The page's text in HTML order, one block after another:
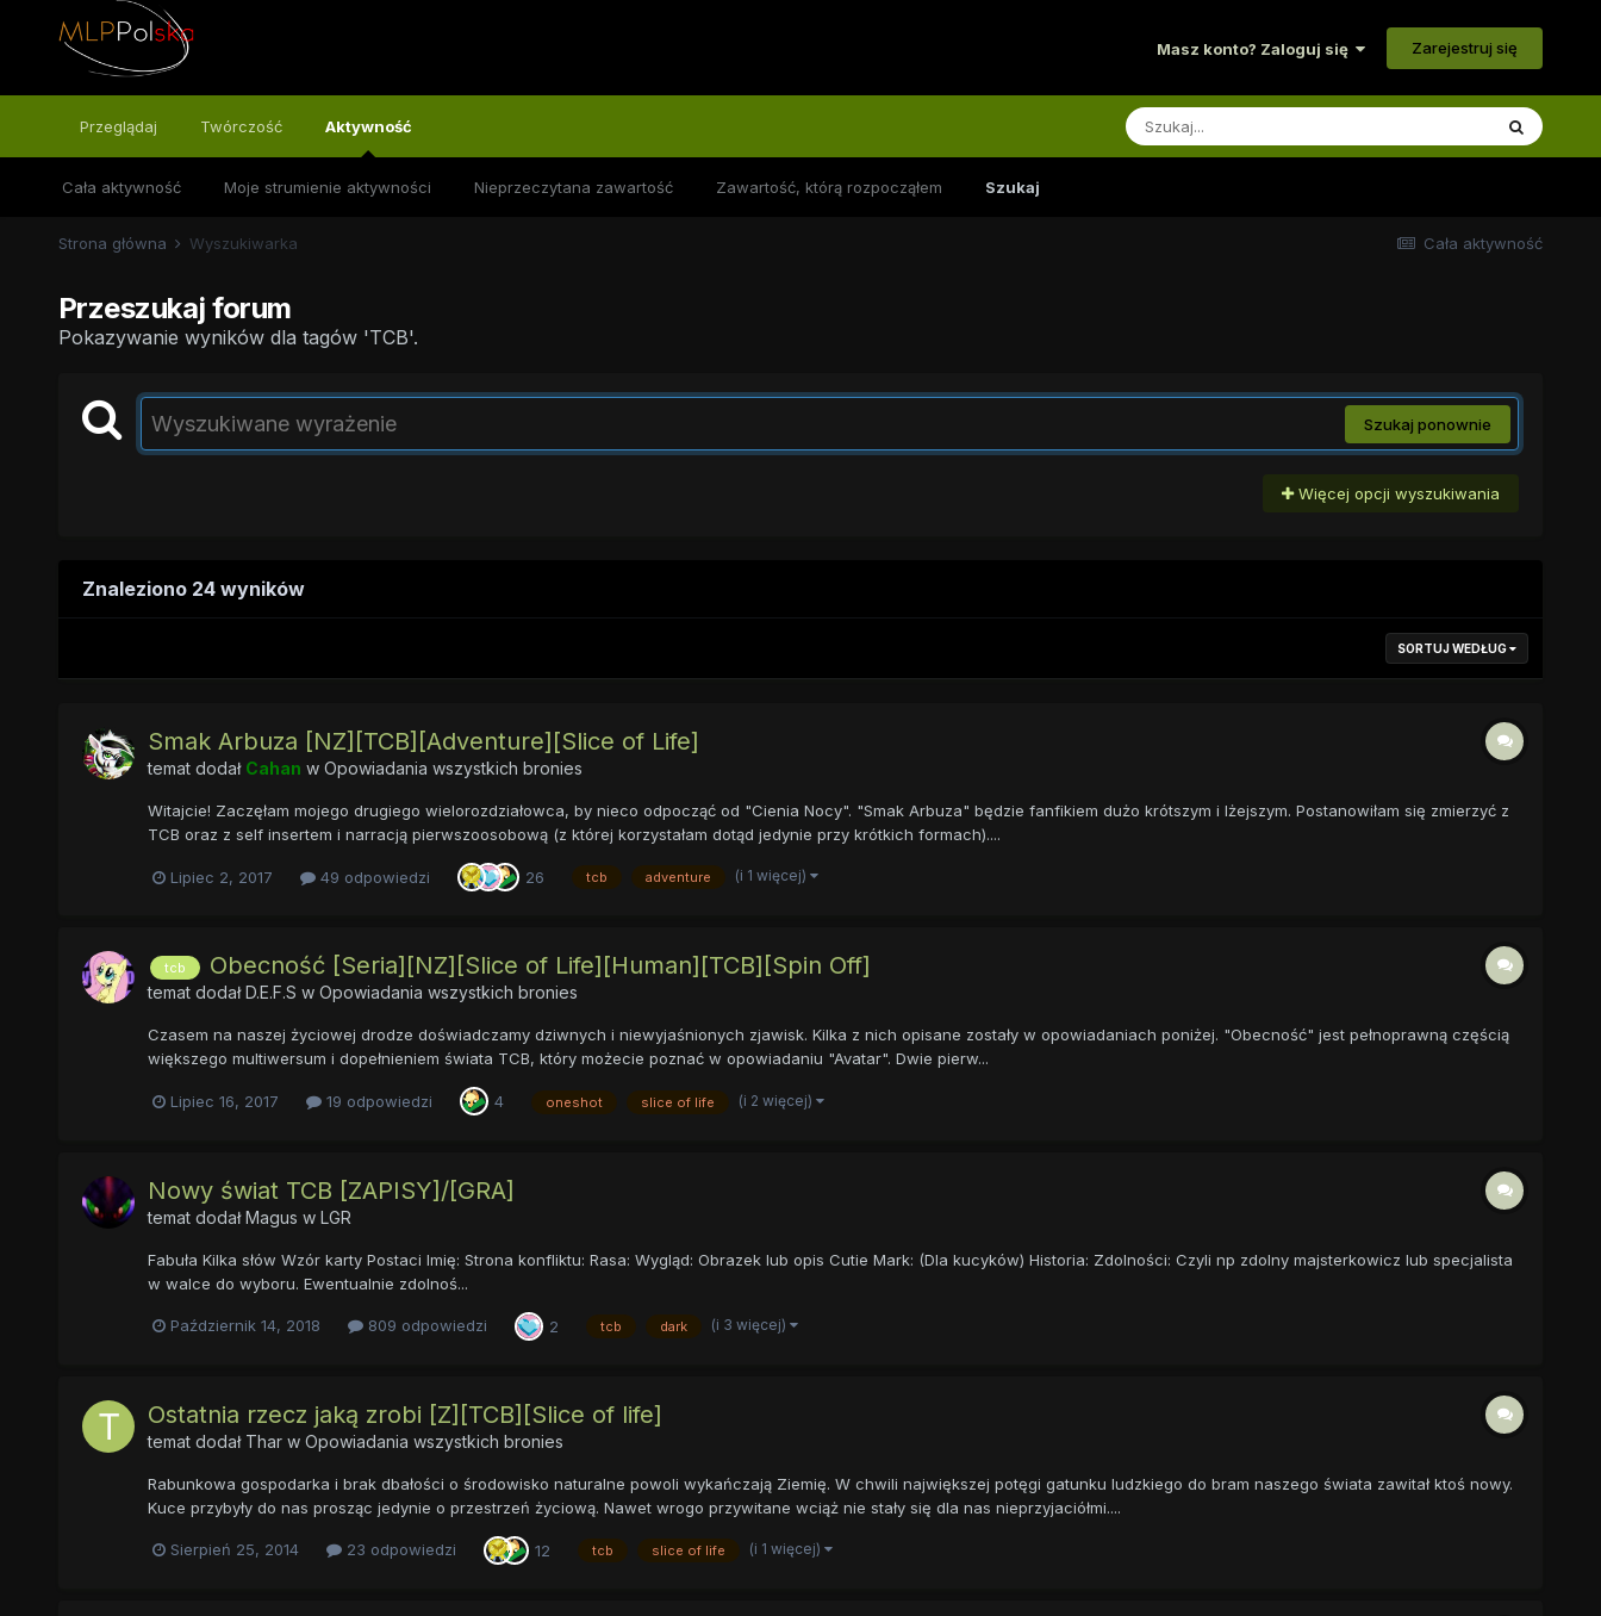
Masz konto? Zaloguj się Zarejestruj się
Przeglądaj Twórczość Aktywność
Cała aktywność Moje strumienie aktywności Nieprzeczytana zawartość Zawartość, którą rozpocząłem Szukaj
Cała aktywność
Strona główna Wyszukiwarka
Przeszukaj forum
Pokazywanie wyników dla tagów 'TCB'.
Szukaj ponownie
Więcej opcji wyszukiwania
Znaleziono 24 wyników
SORTUJ WEDŁUG
Smak Arbuza [NZ][TCB][Adventure][Slice of Life]
temat dodał Cahan w Opowiadania wszystkich bronies
Witajcie! Zaczęłam mojego drugiego wielorozdziałowca, by nieco odpocząć od "Cienia Nocy". "Smak Arbuza" będzie fanfikiem dużo krótszym i lżejszym. Postanowiłam się zmierzyć z
TCB oraz z self insertem i narracją pierwszoosobową (z której korzystałam dotąd jedynie przy krótkich formach)....
Lipiec 2, 2017 49 odpowiedzi 26 tcb adventure (i 1 więcej)
tcb Obecność [Seria][NZ][Slice of Life][Human][TCB][Spin Off]
temat dodałD.E.F.S w Opowiadania wszystkich bronies
Czasem na naszej życiowej drodze doświadczamy dziwnych i niewyjaśnionych zjawisk. Kilka z nich opisane zostały w opowiadaniach poniżej. "Obecność" jest pełnoprawną częścią
większego multiwersum i dopełnieniem świata TCB, który możecie poznać w opowiadaniu "Avatar". Dwie pierw...
Lipiec 16, 2017 19 odpowiedzi 4 oneshot slice of life (i 2 więcej)
Nowy świat TCB [ZAPISY]/[GRA]
temat dodałMagus w LGR
Fabuła Kilka słów Wzór karty Postaci Imię: Strona konfliktu: Rasa: Wygląd: Obrazek lub opis Cutie Mark: (Dla kucyków) Historia: Zdolności: Czyli np zdolny majsterkowicz lub specjalista
w walce do wyboru. Ewentualnie zdolnoś...
Październik 14, 2018 809 odpowiedzi 2 tcb dark (i 3 więcej)
Ostatnia rzecz jaką zrobi [Z][TCB][Slice of life]
temat dodał Tharw Opowiadania wszystkich bronies
Rabunkowa gospodarka i brak dbałości o środowisko naturalne powoli wykańczają Ziemię. W chwili największej potęgi gatunku ludzkiego do bram naszego świata zawitał ktoś nowy.
Kuce przybyły do nas prosząc jedynie o przestrzeń życiową. Nawet wrogo przywitane wciąż nie stały się dla nas nieprzyjaciółmi....
Sierpień 25, 2014 23 odpowiedzi 12 tcb slice of life (i 1 więcej)